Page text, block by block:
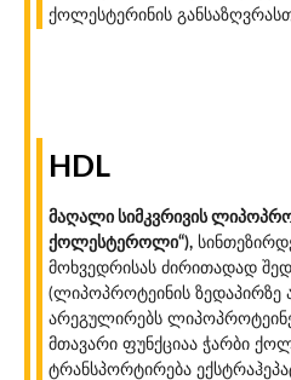
ქოლესტერინის
HDL
მაღალი სიმკვრივის
ქოლესტეროლი“),
მოხვედრისას ძირითადად
(ლიპოპროტეინის
არეგულირებს
მთავარი ფუნქციაა ჭარბი
ტრანსპორტირება